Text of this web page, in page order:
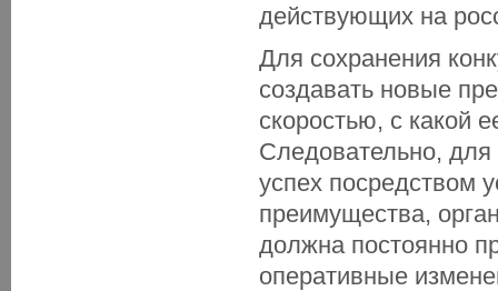
действующих на
Для сохранения
создавать новые
скоростью, с какой
Следовательно, для
успех посредством
преимущества,
должна постоянно
оперативные